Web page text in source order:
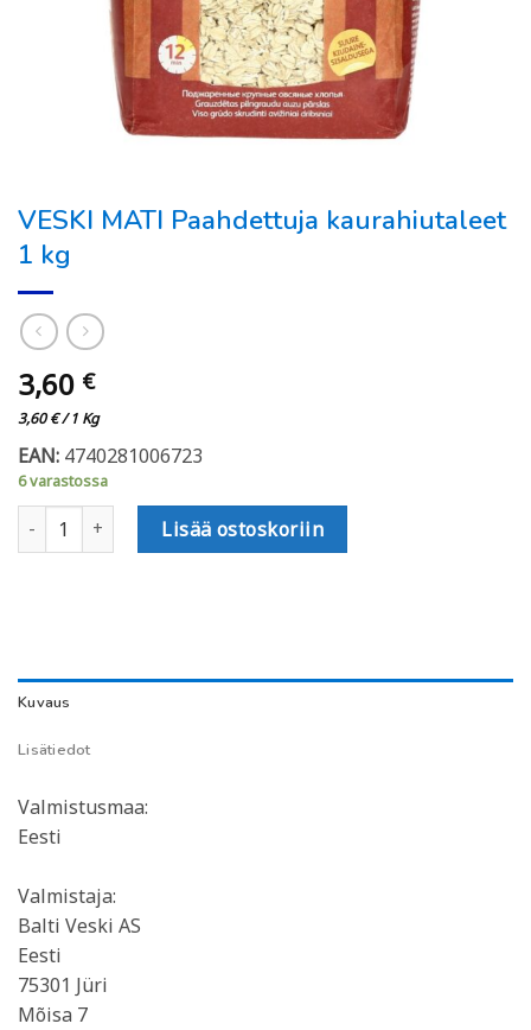
VESKI MATI Paahdettuja kaurahiutaleet
1 kg
3,60 €
3,60€/ 1 Kg
EAN: 4740281006723
6 varastossa
VESKI MATI Paahdettuja kaurahiutaleet 1 kg määrä
Lisää ostoskoriin
Kuvaus
Lisätiedot
Valmistusmaa:
Eesti
Valmistaja:
Balti Veski AS
Eesti
75301 Jüri
Mõisa 7